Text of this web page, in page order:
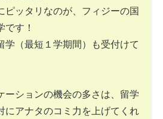
ピッタリなのが、フィジーの国
です！
学（最短１学期間）も受付けて
ーションの機会の多さは、留学
にアナタのコミ力を上げてくれ